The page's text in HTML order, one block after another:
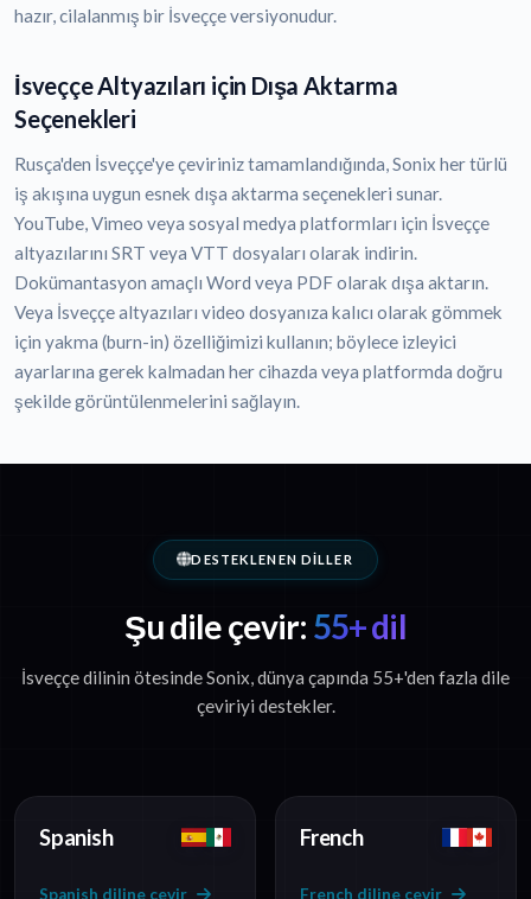
hazır, cilalanmış bir İsveççe versiyonudur.
İsveççe Altyazıları için Dışa Aktarma
Seçenekleri
Rusça'den İsveççe'ye çeviriniz tamamlandığında, Sonix her türlü
iş akışına uygun esnek dışa aktarma seçenekleri sunar.
YouTube, Vimeo veya sosyal medya platformları için İsveççe
altyazılarını SRT veya VTT dosyaları olarak indirin.
Dokümantasyon amaçlı Word veya PDF olarak dışa aktarın.
Veya İsveççe altyazıları video dosyanıza kalıcı olarak gömmek
için yakma (burn-in) özelliğimizi kullanın; böylece izleyici
ayarlarına gerek kalmadan her cihazda veya platformda doğru
şekilde görüntülenmelerini sağlayın.
DESTEKLENEN DILLER
Şu dile çevir: 55+ dil
İsveççe dilinin ötesinde Sonix, dünya çapında 55+'den fazla dile
çeviriyi destekler.
Spanish
Spanish diline çevir
French
French diline çevir